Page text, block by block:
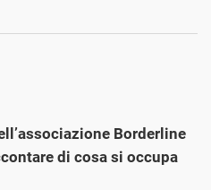
Borderline
di cosa si occupa